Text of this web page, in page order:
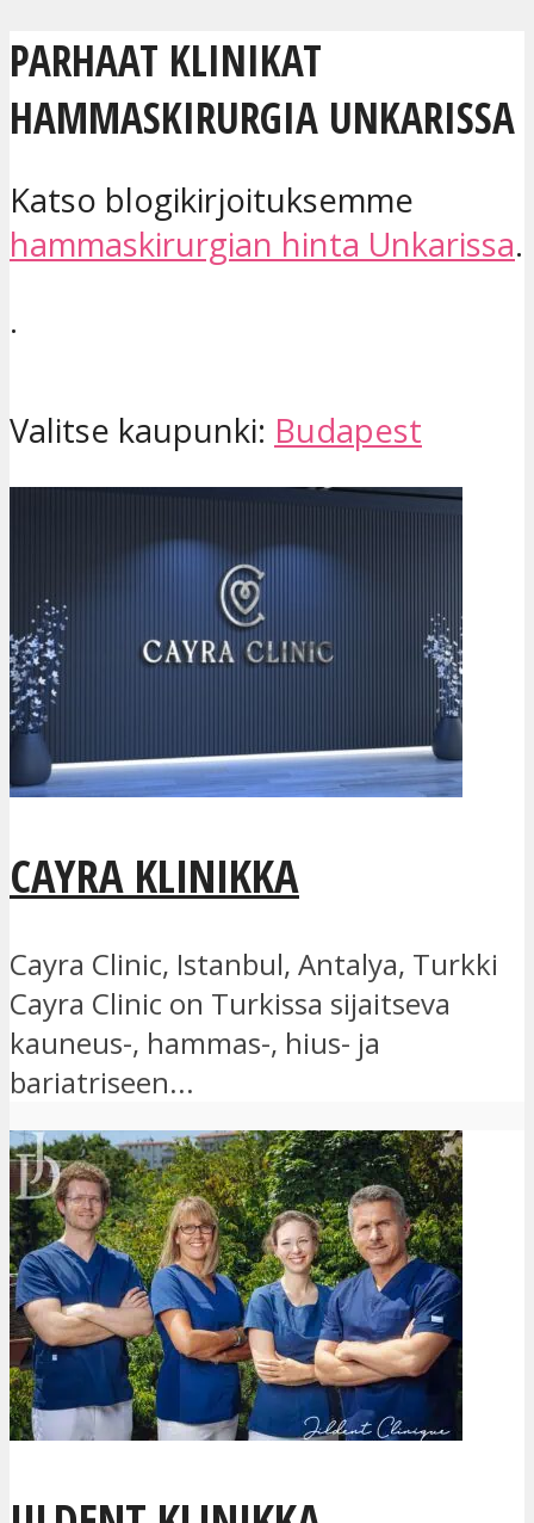
PARHAAT KLINIKAT
HAMMASKIRURGIA UNKARISSA
Katso blogikirjoituksemme
hammaskirurgian hinta Unkarissa.
.
Valitse kaupunki: Budapest
CAYRA KLINIKKA
Cayra Clinic, Istanbul, Antalya, Turkki
Cayra Clinic on Turkissa sijaitseva
kauneus-, hammas-, hius- ja
bariatriseen...